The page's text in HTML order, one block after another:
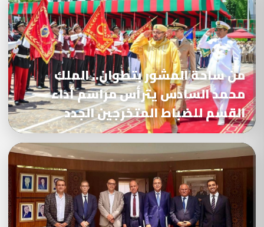
من ساحة المشور بتطوان.. الملك
محمد السادس يترأس مراسم أداء
القسم للضباط المتخرجين الجدد